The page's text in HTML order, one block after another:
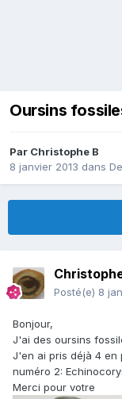
Oursins
Par Christophe B
8 janvier 2013 dans
Posté(e) 8
Bonjour,
J'ai des oursins
J'en ai pris déjà 4 en
numéro 2:
Merci pour votre